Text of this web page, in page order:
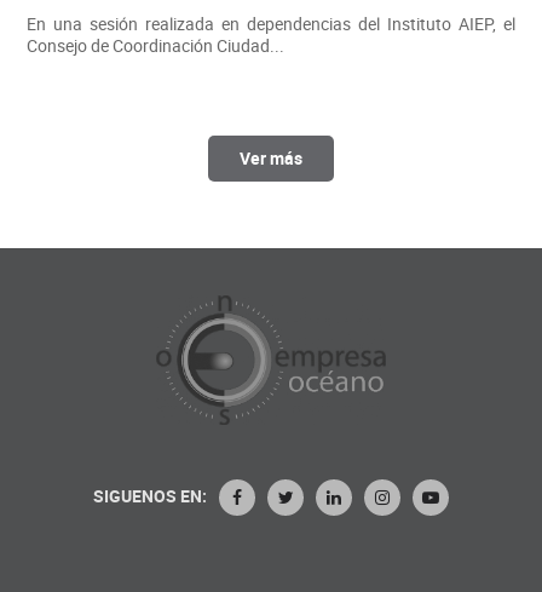
En una sesión realizada en dependencias del Instituto AIEP, el
Consejo de Coordinación Ciudad...
Ver más
SIGUENOS EN: